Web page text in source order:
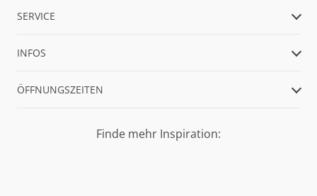
SERVICE
INFOS
ÖFFNUNGSZEITEN
Finde mehr Inspiration: